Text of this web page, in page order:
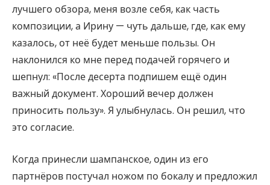
лучшего обзора, меня возле себя, как часть
композиции, а Ирину — чуть дальше, где, как ему
казалось, от неё будет меньше пользы. Он
наклонился ко мне перед подачей горячего и
шепнул: «После десерта подпишем ещё один
важный документ. Хороший вечер должен
приносить пользу». Я улыбнулась. Он решил, что
это согласие.
Когда принесли шампанское, один из его
партнёров постучал ножом по бокалу и предложил